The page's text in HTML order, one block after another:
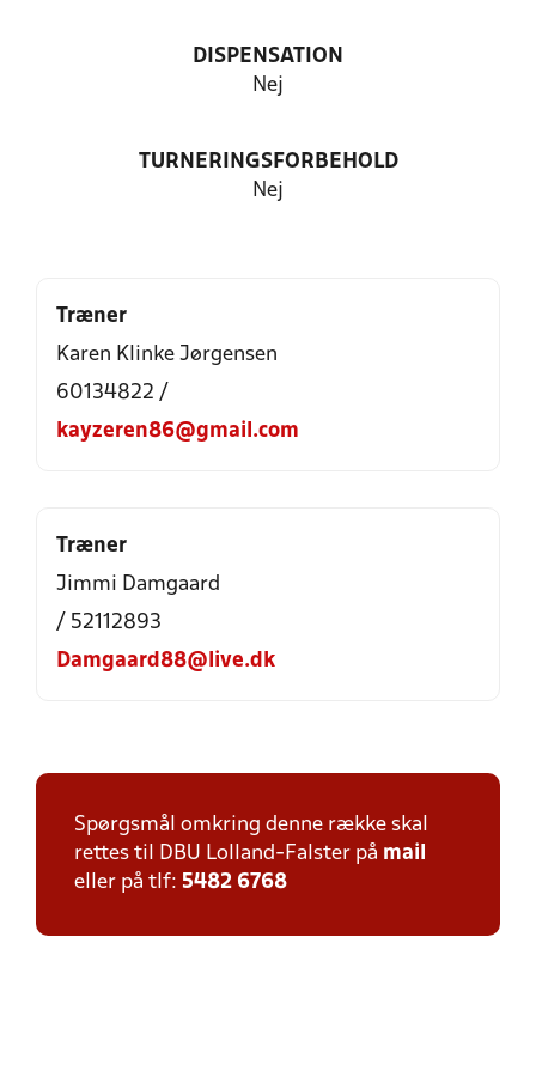
DISPENSATION
Nej
TURNERINGSFORBEHOLD
Nej
Træner
Karen Klinke Jørgensen
60134822 /
kayzeren86@gmail.com
Træner
Jimmi Damgaard
/ 52112893
Damgaard88@live.dk
Spørgsmål omkring denne række skal
rettes til DBU Lolland-Falster på mail
eller på tlf: 5482 6768